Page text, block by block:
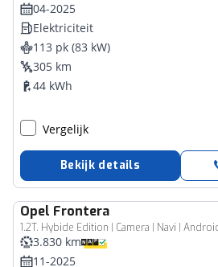
04-2025
Elektriciteit
113 pk (83 kW)
305 km
44 kWh
Vergelijk
Bekijk details
Opel Frontera
1.2T. Hybide Edition | Camera | Navi |
3.830 km
11-2025